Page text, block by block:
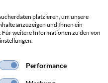
AGB
Versandkosten
platzieren, um unsere
anzuzeigen und Ihnen ein
weitere Informationen zu den von
Performance